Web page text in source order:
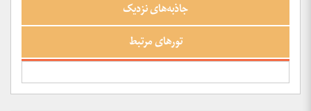
جاذبه‌های نزدیک
تورهای مرتبط